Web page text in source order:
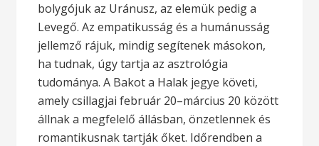
bolygójuk az Uránusz, az elemük pedig a
Levegő. Az empatikusság és a humánusság
jellemző rájuk, mindig segítenek másokon,
ha tudnak, úgy tartja az asztrológia
tudománya. A Bakot a Halak jegye követi,
amely csillagjai február 20–március 20 között
állnak a megfelelő állásban, önzetlennek és
romantikusnak tartják őket. Időrendben a